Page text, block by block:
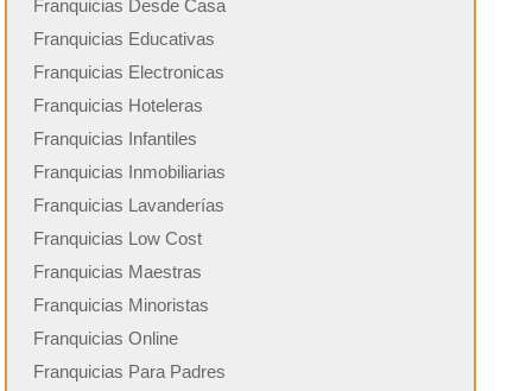
Franquicias Desde Casa
Franquicias Educativas
Franquicias Electronicas
Franquicias Hoteleras
Franquicias Infantiles
Franquicias Inmobiliarias
Franquicias Lavanderías
Franquicias Low Cost
Franquicias Maestras
Franquicias Minoristas
Franquicias Online
Franquicias Para Padres